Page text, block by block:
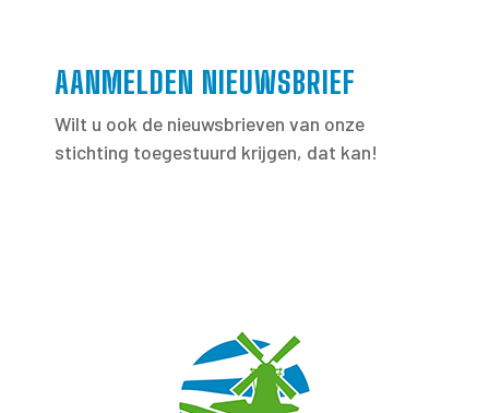
AANMELDEN NIEUWSBRIEF
Wilt u ook de nieuwsbrieven van onze
stichting toegestuurd krijgen, dat kan!